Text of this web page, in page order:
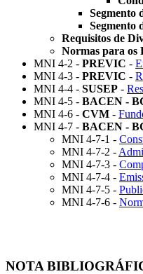
Segmento
Segmento
Requisitos de
Normas para os
MNI 4-2 - PREVIC -
MNI 4-3 - PREVIC -
MNI 4-4 - SUSEP -
MNI 4-5 - BACEN -
MNI 4-6 - CVM -
MNI 4-7 - BACEN -
MNI 4-7-1 -
MNI 4-7-2 -
MNI 4-7-3 -
MNI 4-7-4 -
MNI 4-7-5 -
MNI 4-7-6 -
NOTA